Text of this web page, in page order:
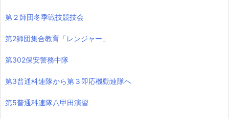
第２師団冬季戦技競技会
第2師団集合教育「レンジャー」
第302保安警務中隊
第3普通科連隊から第３即応機動連隊へ
第5普通科連隊八甲田演習